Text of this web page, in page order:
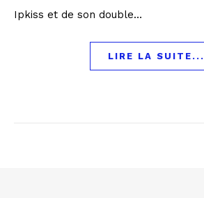
Ipkiss et de son double…
LIRE LA SUITE...